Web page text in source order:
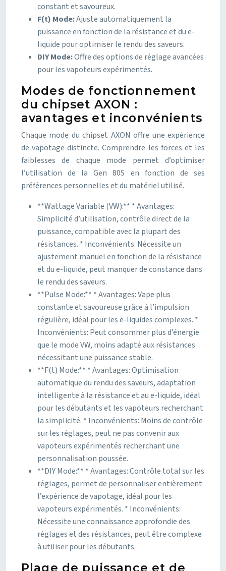
constant et savoureux.
F(t) Mode:Ajuste automatiquement la
puissance en fonction de la résistance et du e-
liquide pour optimiser le rendu des saveurs.
DIY Mode:Offre des options de réglage avancées
pour les vapoteurs expérimentés.
Modes de fonctionnement
du chipset AXON :
avantages et inconvénients
Chaque mode du chipset AXON offre une expérience
de vapotage distincte. Comprendre les forces et les
faiblesses de chaque mode permet d’optimiser
l’utilisation de la Gen 80S en fonction de ses
préférences personnelles et du matériel utilisé.
**Wattage Variable (VW):** * Avantages:
Simplicité d’utilisation, contrôle direct de la
puissance, compatible avec la plupart des
résistances. * Inconvénients: Nécessite un
ajustement manuel en fonction de la résistance
et du e-liquide, peut manquer de constance dans
le rendu des saveurs.
**Pulse Mode:** * Avantages: Vape plus
constante et savoureuse grâce à l’impulsion
régulière, idéal pour les e-liquides complexes. *
Inconvénients: Peut consommer plus d’énergie
que le mode VW, moins adapté aux résistances
nécessitant une puissance stable.
**F(t) Mode:** * Avantages: Optimisation
automatique du rendu des saveurs, adaptation
intelligente à la résistance et au e-liquide, idéal
pour les débutants et les vapoteurs recherchant
la simplicité. * Inconvénients: Moins de contrôle
sur les réglages, peut ne pas convenir aux
vapoteurs expérimentés recherchant une
personnalisation poussée.
**DIY Mode:** * Avantages: Contrôle total sur les
réglages, permet de personnaliser entièrement
l’expérience de vapotage, idéal pour les
vapoteurs expérimentés. * Inconvénients:
Nécessite une connaissance approfondie des
réglages et des résistances, peut être complexe
à utiliser pour les débutants.
Plage de puissance et de